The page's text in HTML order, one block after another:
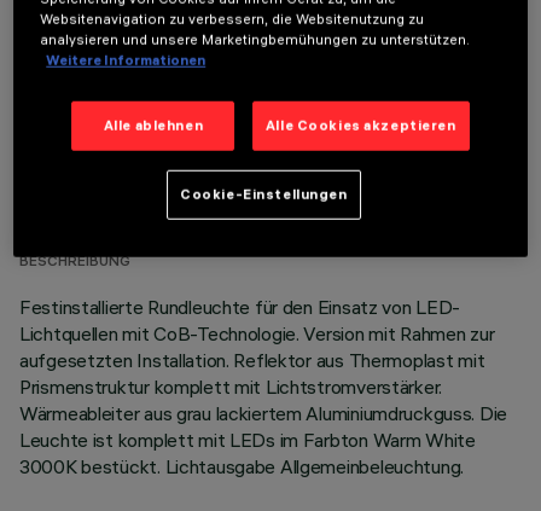
TECHNISCHE DATEN
LETZTES UPDATE: 01.08.2026
BESCHREIBUNG
Festinstallierte Rundleuchte für den Einsatz von LED-
Lichtquellen mit CoB-Technologie. Version mit Rahmen zur
aufgesetzten Installation. Reflektor aus Thermoplast mit
Prismenstruktur komplett mit Lichtstromverstärker.
Wärmeableiter aus grau lackiertem Aluminiumdruckguss. Die
Leuchte ist komplett mit LEDs im Farbton Warm White
3000K bestückt. Lichtausgabe Allgemeinbeleuchtung.
Websitenavigation zu verbessern, die Websitenutzung zu
analysieren und unsere Marketingbemühungen zu unterstützen.
Weitere Informationen
Alle ablehnen Alle Cookies akzeptieren
Cookie-Einstellungen